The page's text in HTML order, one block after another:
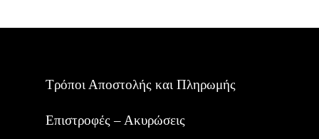
Τρόποι Αποστολής και Πληρωμής
Επιστροφές – Ακυρώσεις